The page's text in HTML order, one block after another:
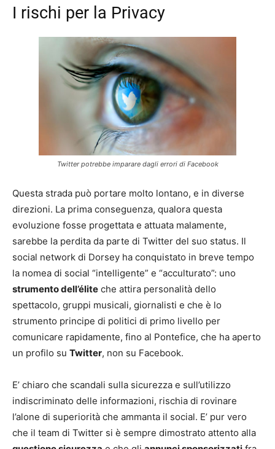
I rischi per la Privacy
Twitter potrebbe imparare dagli errori di Facebook
Questa strada può portare molto lontano, e in diverse
direzioni. La prima conseguenza, qualora questa
evoluzione fosse progettata e attuata malamente,
sarebbe la perdita da parte di Twitter del suo status. Il
social network di Dorsey ha conquistato in breve tempo
la nomea di social “intelligente” e “acculturato”: uno
strumento dell’élite che attira personalità dello
spettacolo, gruppi musicali, giornalisti e che è lo
strumento principe di politici di primo livello per
comunicare rapidamente, fino al Pontefice, che ha aperto
un profilo su Twitter, non su Facebook.
E’ chiaro che scandali sulla sicurezza e sull’utilizzo
indiscriminato delle informazioni, rischia di rovinare
l’alone di superiorità che ammanta il social. E’ pur vero
che il team di Twitter si è sempre dimostrato attento alla